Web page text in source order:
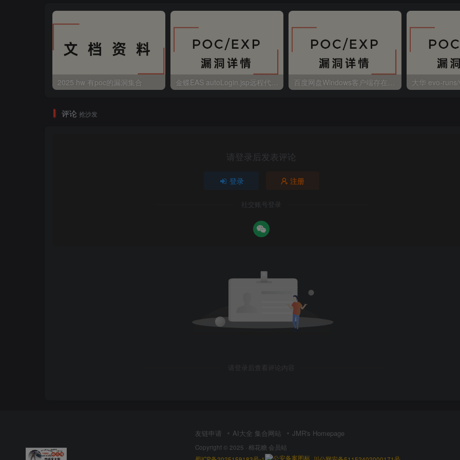
2025 hw 有poc的漏洞集合
评论 抢沙发
请登录后发表评论
登录 注册
社交账号登录
请登录后查看评论内容
友链申请 AI大全 集合网站 JMR's Homepage
Copyright © 2025 · 棉花糖 会员站